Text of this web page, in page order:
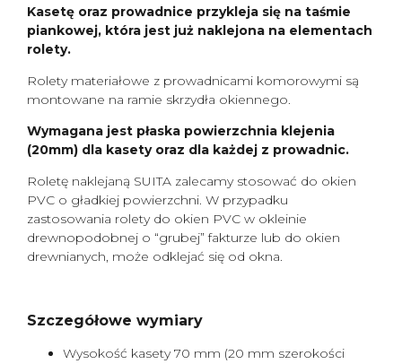
Kasetę oraz prowadnice przykleja się na taśmie
piankowej, która jest już naklejona na elementach
rolety.
Rolety materiałowe z prowadnicami komorowymi są
montowane na ramie skrzydła okiennego.
Wymagana jest płaska powierzchnia klejenia
(20mm) dla kasety oraz dla każdej z prowadnic.
Roletę naklejaną SUITA zalecamy stosować do okien
PVC o gładkiej powierzchni. W przypadku
zastosowania rolety do okien PVC w okleinie
drewnopodobnej o “grubej” fakturze lub do okien
drewnianych, może odklejać się od okna.
Szczegółowe wymiary
Wysokość kasety 70 mm (20 mm szerokości